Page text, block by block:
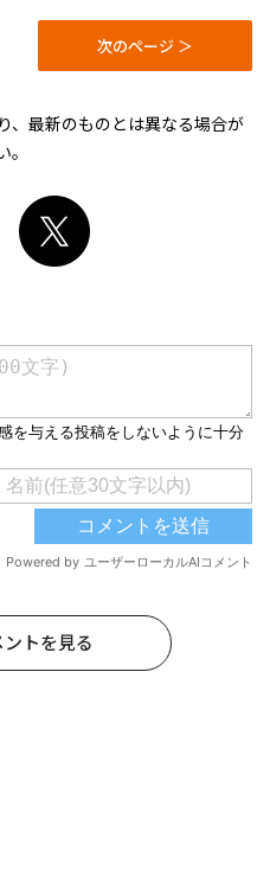
次のページ ＞
、最新のものとは異なる場合が
トを見る